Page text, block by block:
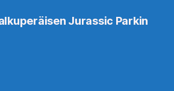
Jurassic Parkin